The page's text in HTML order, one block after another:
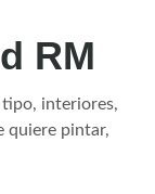
RM
tipo, interiores,
quiere pintar,